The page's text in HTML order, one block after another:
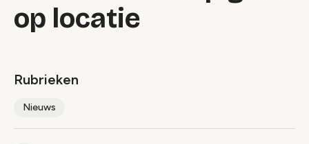
op locatie
Rubrieken
Nieuws